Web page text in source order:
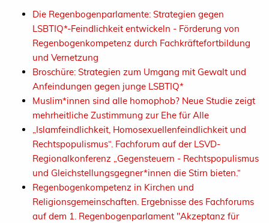
Die Regenbogenparlamente: Strategien gegen
LSBTIQ*-Feindlichkeit entwickeln - Förderung von
Regenbogenkompetenz durch Fachkräftefortbildung
und Vernetzung
Broschüre: Strategien zum Umgang mit Gewalt und
Anfeindungen gegen junge LSBTIQ*
Muslim*innen sind alle homophob? Neue Studie zeigt
mehrheitliche Zustimmung zur Ehe für Alle
„Islamfeindlichkeit, Homosexuellenfeindlichkeit und
Rechtspopulismus“. Fachforum auf der LSVD-
Regionalkonferenz „Gegensteuern - Rechtspopulismus
und Gleichstellungsgegner*innen die Stirn bieten.“
Regenbogenkompetenz in Kirchen und
Religionsgemeinschaften. Ergebnisse des Fachforums
auf dem 1. Regenbogenparlament "Akzeptanz für